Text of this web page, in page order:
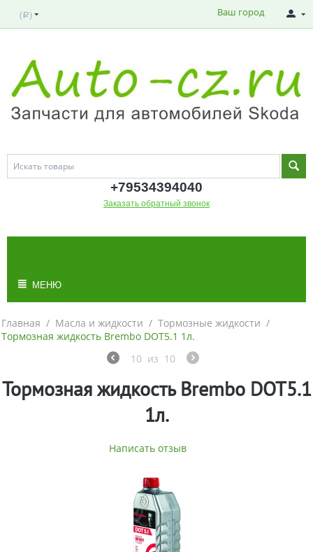
( Р ) Ваш город
+79534394040
Заказать обратный звонок
МЕНЮ
Главная / Масла и жидкости / Тормозные жидкости /
Тормозная жидкость Brembo DOT5.1 1л.
10 из 10
Тормозная жидкость Brembo DOT5.1
1л.
Написать отзыв